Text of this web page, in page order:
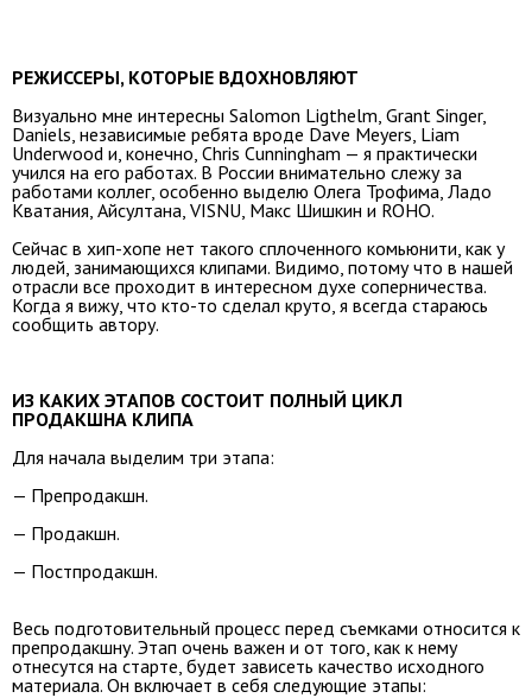
РЕЖИССЕРЫ, КОТОРЫЕ ВДОХНОВЛЯЮТ
Визуально мне интересны Salomon Ligthelm, Grant Singer,
Daniels, независимые ребята вроде Dave Meyers, Liam
Underwood и, конечно, Chris Cunningham — я практически
учился на его работах. В России внимательно слежу за
работами коллег, особенно выделю Олега Трофима, Ладо
Кватания, Айсултана, VISNU, Макс Шишкин и ROHO.
Сейчас в хип-хопе нет такого сплоченного комьюнити, как у
людей, занимающихся клипами. Видимо, потому что в нашей
отрасли все проходит в интересном духе соперничества.
Когда я вижу, что кто-то сделал круто, я всегда стараюсь
сообщить автору.
ИЗ КАКИХ ЭТАПОВ СОСТОИТ ПОЛНЫЙ ЦИКЛ
ПРОДАКШНА КЛИПА
Для начала выделим три этапа:
— Препродакшн.
— Продакшн.
— Постпродакшн.
Весь подготовительный процесс перед съемками относится к
препродакшну. Этап очень важен и от того, как к нему
отнесутся на старте, будет зависеть качество исходного
материала. Он включает в себя следующие этапы: